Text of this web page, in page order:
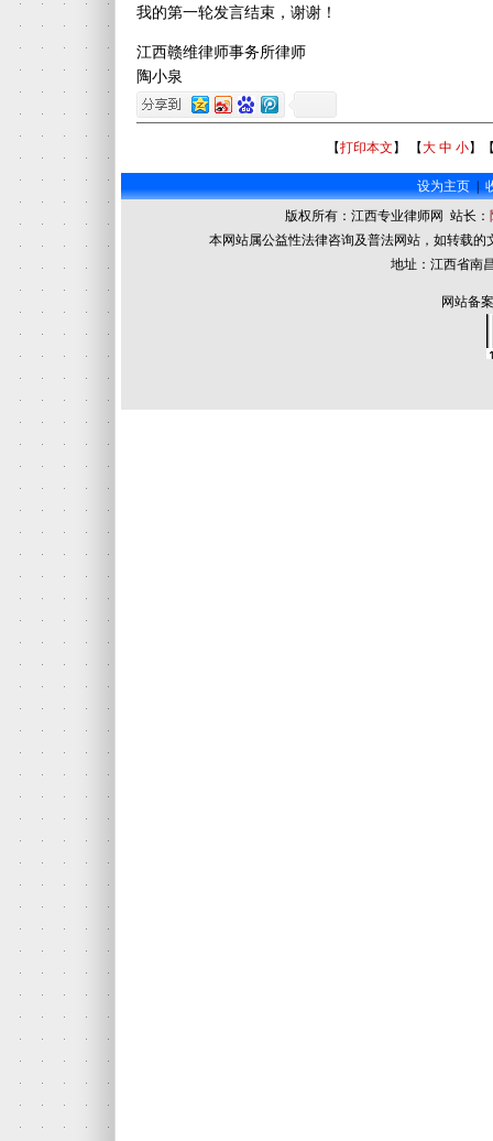
我的第一轮发言结束，谢谢！
江西赣维律师事务所律师
陶小泉
【打印本文 】 【大 中 小】
设为主页
版权所有：江西专业律师网 站长：
本网站属公益性法律咨询及普法网站，如转载
地址：江西省南
网站备